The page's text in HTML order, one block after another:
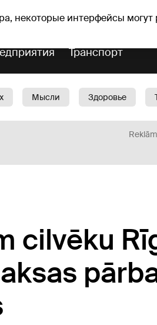
некоторые интерфейсы
Прогноз погоды Гороскопы
Транспорт
Мысли Здоровье
cilvēku